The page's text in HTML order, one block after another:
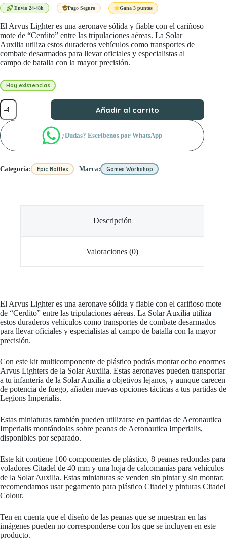
era:
es:
Envío 24-48h Pago Seguro Gana 3 puntos
El Arvus Lighter es una aeronave sólida y fiable con el cariñoso
mote de “Cerdito” entre las tripulaciones aéreas. La Solar
Auxilia utiliza estos duraderos vehículos como transportes de
combate desarmados para llevar oficiales y especialistas al
campo de batalla con la mayor precisión.
Hay existencias
LEGIONS
IMPERIALIS:
ARVUS
LIGHTERS
cantidad
Añadir al carrito
¿Dudas? Escríbenos por WhatsApp
Categoria: Epic Battles Marca: Games Workshop
Descripción
Valoraciones (0)
El Arvus Lighter es una aeronave sólida y fiable con el cariñoso mote
de “Cerdito” entre las tripulaciones aéreas. La Solar Auxilia utiliza
estos duraderos vehículos como transportes de combate desarmados
para llevar oficiales y especialistas al campo de batalla con la mayor
precisión.
Con este kit multicomponente de plástico podrás montar ocho enormes
Arvus Lighters de la Solar Auxilia. Estas aeronaves pueden transportar
a tu infantería de la Solar Auxilia a objetivos lejanos, y aunque carecen
de potencia de fuego, añaden nuevas opciones tácticas a tus partidas de
Legions Imperialis.
Estas miniaturas también pueden utilizarse en partidas de Aeronautica
Imperialis montándolas sobre peanas de Aeronautica Imperialis,
disponibles por separado.
Este kit contiene 100 componentes de plástico, 8 peanas redondas para
voladores Citadel de 40 mm y una hoja de calcomanías para vehículos
de la Solar Auxilia. Estas miniaturas se venden sin pintar y sin montar;
recomendamos usar pegamento para plástico Citadel y pinturas Citadel
Colour.
Ten en cuenta que el diseño de las peanas que se muestran en las
imágenes pueden no corresponderse con los que se incluyen en este
producto.